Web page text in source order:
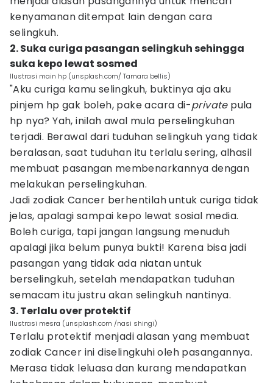
kenyamanan ditempat lain dengan cara
selingkuh.
2. Suka curiga pasangan selingkuh sehingga
suka kepo lewat sosmed
Ilustrasi main hp (unsplash.com/ Tamara bellis)
"Aku curiga kamu selingkuh, buktinya aja aku
pinjem hp gak boleh, pake acara di-privatepula
hp nya? Yah, inilah awal mula perselingkuhan
terjadi. Berawal dari tuduhan selingkuh yang tidak
beralasan, saat tuduhan itu terlalu sering, alhasil
membuat pasangan membenarkannya dengan
melakukan perselingkuhan.
Jadi zodiak Cancer berhentilah untuk curiga tidak
jelas, apalagi sampai kepo lewat sosial media.
Boleh curiga, tapi jangan langsung menuduh
apalagi jika belum punya bukti! Karena bisa jadi
pasangan yang tidak ada niatan untuk
berselingkuh, setelah mendapatkan tuduhan
semacam itu justru akan selingkuh nantinya.
3. Terlalu over protektif
Ilustrasi mesra (unsplash.com /nasi shingi)
Terlalu protektif menjadi alasan yang membuat
zodiak Cancer ini diselingkuhi oleh pasangannya.
Merasa tidak leluasa dan kurang mendapatkan